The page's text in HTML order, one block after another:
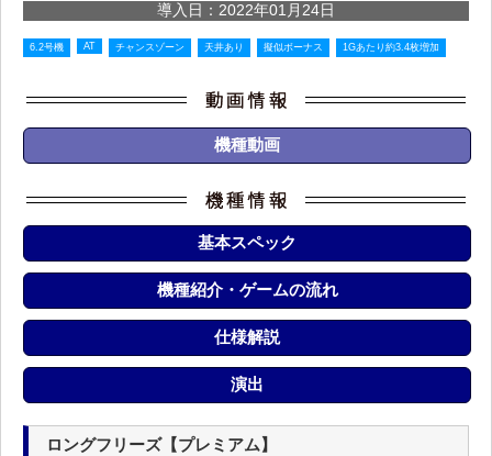
導入日：2022年01月24日
6.2号機 AT チャンスゾーン 天井あり 擬似ボーナス 1Gあたり約3.4枚増加
機種動画
基本スペック
機種紹介・ゲームの流れ
仕様解説
演出
ロングフリーズ【プレミアム】